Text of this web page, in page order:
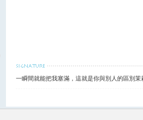
一瞬間就能把我塞滿，這就是你與別人的區別茉